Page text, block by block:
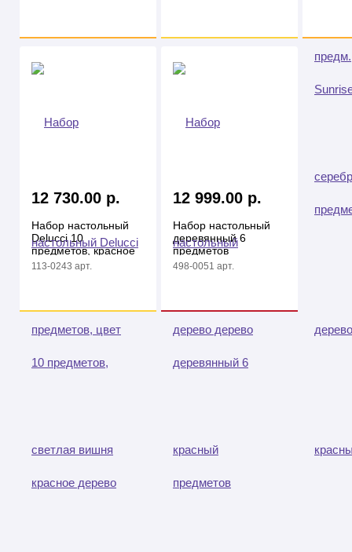
12 730.00 р.
Набор настольный
Delucci 10
предметов, красное
дерево
113-0243 арт.
12 999.00 р.
Набор настольный
деревянный 6
предметов
коричневый орех
498-0051 арт.